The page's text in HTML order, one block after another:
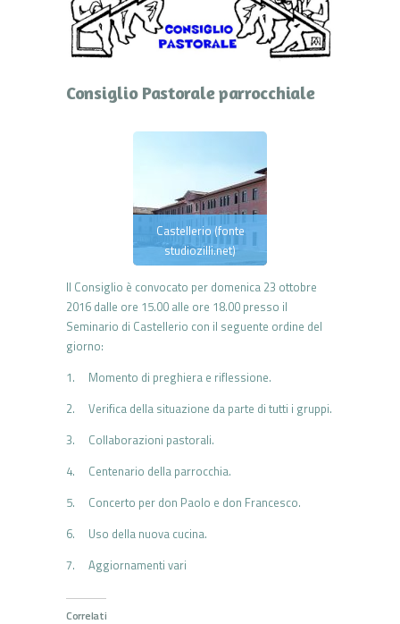
Consiglio Pastorale parrocchiale
Castellerio (fonte
studiozilli.net)
Il Consiglio è convocato per domenica 23 ottobre
2016 dalle ore 15.00 alle ore 18.00 presso il
Seminario di Castellerio con il seguente ordine del
giorno:
1. Momento di preghiera e riflessione.
2. Verifica della situazione da parte di tutti i gruppi.
3. Collaborazioni pastorali.
4. Centenario della parrocchia.
5. Concerto per don Paolo e don Francesco.
6. Uso della nuova cucina.
7. Aggiornamenti vari
Correlati